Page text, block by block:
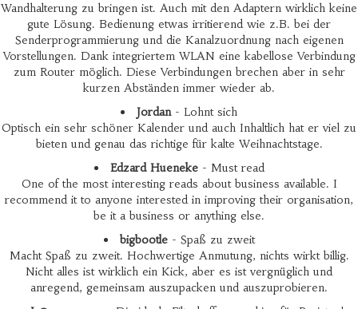
Wandhalterung zu bringen ist. Auch mit den Adaptern wirklich keine
gute Lösung. Bedienung etwas irritierend wie z.B. bei der
Senderprogrammierung und die Kanalzuordnung nach eigenen
Vorstellungen. Dank integriertem WLAN eine kabellose Verbindung
zum Router möglich. Diese Verbindungen brechen aber in sehr
kurzen Abständen immer wieder ab.
Jordan- Lohnt sich
Optisch ein sehr schöner Kalender und auch Inhaltlich hat er viel zu
bieten und genau das richtige für kalte Weihnachtstage.
Edzard Hueneke- Must read
One of the most interesting reads about business available. I
recommend it to anyone interested in improving their organisation,
be it a business or anything else.
bigbootle- Spaß zu zweit
Macht Spaß zu zweit. Hochwertige Anmutung, nichts wirkt billig.
Nicht alles ist wirklich ein Kick, aber es ist vergnüglich und
anregend, gemeinsam auszupacken und auszuprobieren.